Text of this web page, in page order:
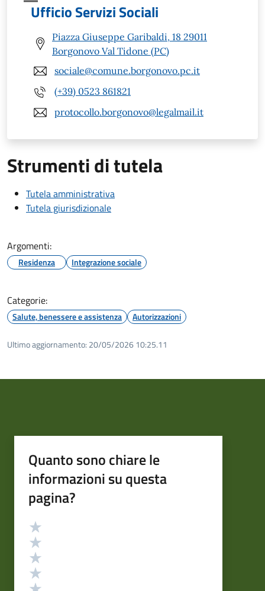
Ufficio Servizi Sociali
Piazza Giuseppe Garibaldi, 18 29011
Borgonovo Val Tidone (PC)
sociale@comune.borgonovo.pc.it
(+39) 0523 861821
protocollo.borgonovo@legalmail.it
Strumenti di tutela
Tutela amministrativa
Tutela giurisdizionale
Argomenti:
Residenza Integrazione sociale
Categorie:
Salute, benessere e assistenza Autorizzazioni
Ultimo aggiornamento: 20/05/2026 10:25.11
Quanto sono chiare le
informazioni su questa
pagina?
Valutazione